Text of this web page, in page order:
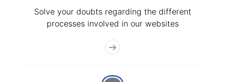
Solve your doubts regarding the different
processes involved in our websites